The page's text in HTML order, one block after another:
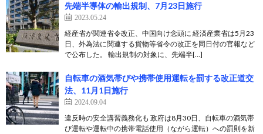
先端半導体の輸出規制、7月23日施行
2023.05.24
経産省が関連省令改正、中国向け念頭に 経済産業省は5月23
日、外為法に関連する貨物等省令の改正を同日付の官報など
で公布した。 輸出規制の対象に、先端半[…]
自転車の酒気帯びや携帯使用運転を罰する改正道交
法、11月1日施行
2024.09.04
違反時の安全講習義務化も 政府は8月30日、自転車の酒気帯
び運転や運転中の携帯電話使用（ながら運転）への罰則を新